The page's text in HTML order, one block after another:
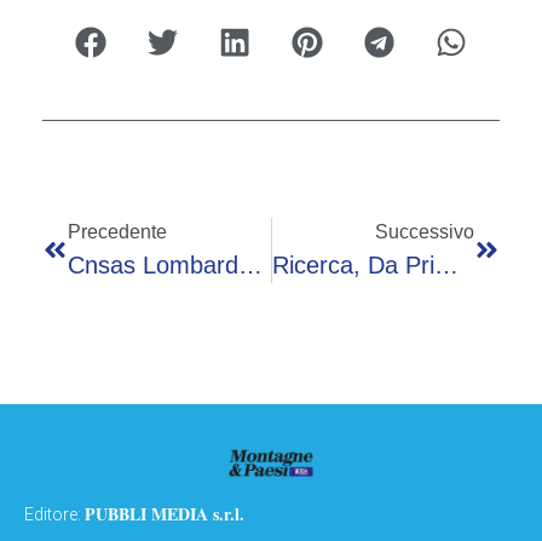
Precedente
Cnsas Lombardo – Esercitazione Regionale Forra A Oltre Il Colle
Successivo
Ricerca, Da Primo Trapianto Cuore A Terapia Genica, 40 Anni Da Irccs Per Bambino Gesù
Editore: PUBBLI MEDIA s.r.l.